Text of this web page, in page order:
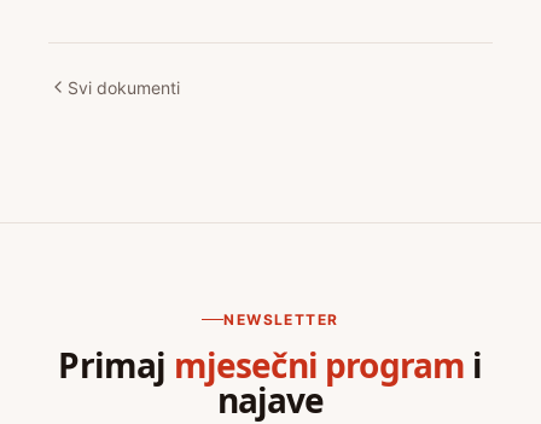
Svi dokumenti
NEWSLETTER
Primaj mjesečni program i
najave